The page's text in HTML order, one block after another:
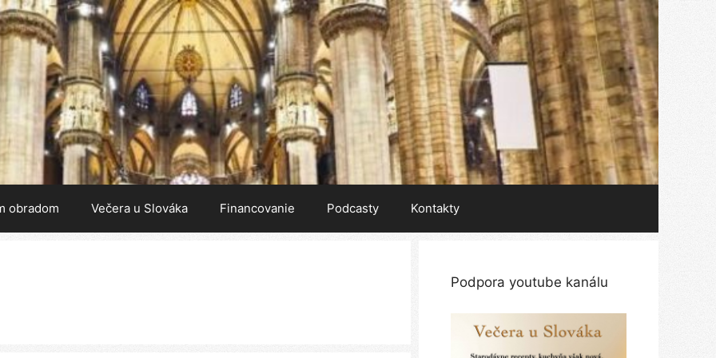
obradom Večera u Slováka Financovanie Podcasty Kontakty
Podpora youtube kanálu